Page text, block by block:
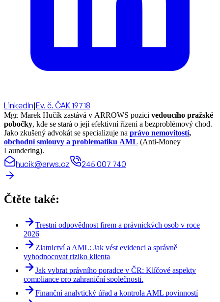
LinkedIn|Ev. č. ČAK 19718
Mgr. Marek Hučík zastává v ARROWS pozici vedoucího pražské
pobočky, kde se stará o její efektivní řízení a bezproblémový chod.
Jako zkušený advokát se specializuje na právo nemovitostí,
obchodní smlouvy a problematiku AML (Anti-Money
Laundering).
hucik@arws.cz 245 007 740
Čtěte také:
Trestní odpovědnost firem a právnických osob v roce
2026
Zlatnictví a AML: Jak vést evidenci a správně
vyhodnocovat riziko klienta
Jak vybrat právního poradce v ČR: Klíčové aspekty
compliance pro zahraniční společnosti.
Finanční analytický úřad a kontrola AML povinností